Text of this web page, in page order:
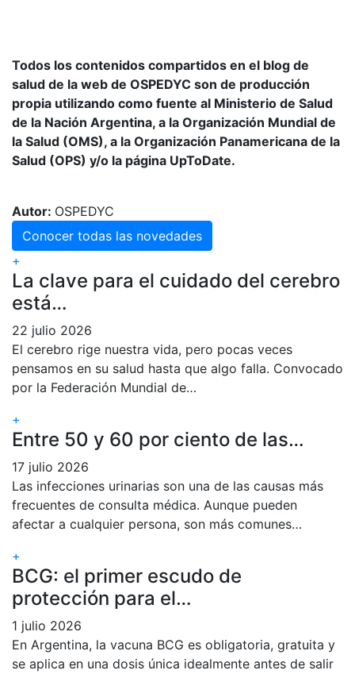
Todos los contenidos compartidos en el blog de
salud de la web de OSPEDYC son de producción
propia utilizando como fuente al Ministerio de Salud
de la Nación Argentina, a la Organización Mundial de
la Salud (OMS), a la Organización Panamericana de la
Salud (OPS) y/o la página UpToDate.
Autor: OSPEDYC
Conocer todas las novedades
+
La clave para el cuidado del cerebro
está…
22 julio 2026
El cerebro rige nuestra vida, pero pocas veces
pensamos en su salud hasta que algo falla. Convocado
por la Federación Mundial de…
+
Entre 50 y 60 por ciento de las…
17 julio 2026
Las infecciones urinarias son una de las causas más
frecuentes de consulta médica. Aunque pueden
afectar a cualquier persona, son más comunes…
+
BCG: el primer escudo de
protección para el…
1 julio 2026
En Argentina, la vacuna BCG es obligatoria, gratuita y
se aplica en una dosis única idealmente antes de salir